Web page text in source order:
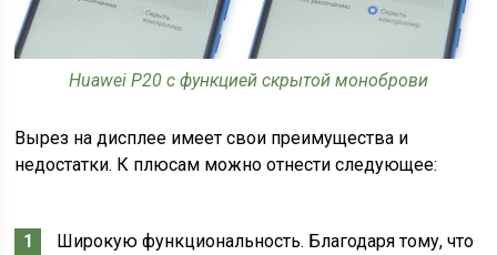
Huawei P20 с функцией скрытой моноброви
Вырез на дисплее имеет свои преимущества и
недостатки. К плюсам можно отнести следующее:
Широкую функциональность. Благодаря тому, что